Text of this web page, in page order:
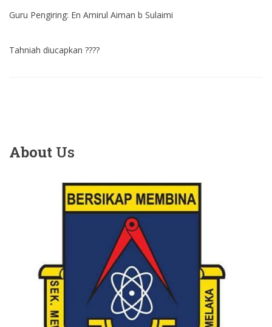
Guru Pengiring: En Amirul Aiman b Sulaimi
Tahniah diucapkan ????
About Us